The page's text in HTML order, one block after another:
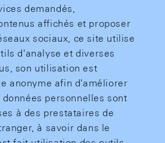
demandés,
affichés et proposer
sociaux, ce site utilise
d'analyse et diverses
son utilisation est
anonyme afin d'améliorer
personnelles sont
à des prestataires de
à savoir dans le